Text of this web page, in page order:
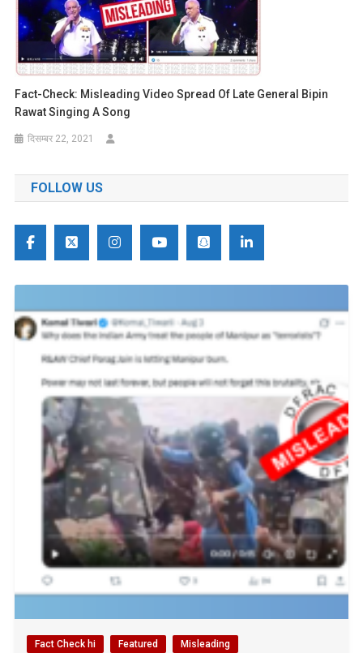
Fact-Check: Misleading Video Spread Of Late General Bipin
Rawat Singing A Song
दिसम्बर 22, 2021
FOLLOW US
Fact Check hi Featured Misleading